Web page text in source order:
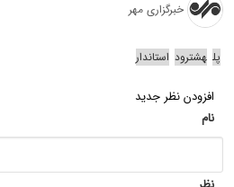
خبرگزاری مهر
پل هشترود استاندار
افزودن نظر جدید
نام